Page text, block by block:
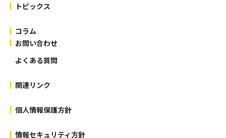
トピックス
コラム
お問い合わせ
よくある質問
関連リンク
個人情報保護方針
情報セキュリティ方針